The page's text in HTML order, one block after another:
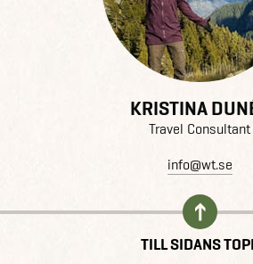
KRISTINA
Travel Consultant
info@wt.se
TILL SIDANS